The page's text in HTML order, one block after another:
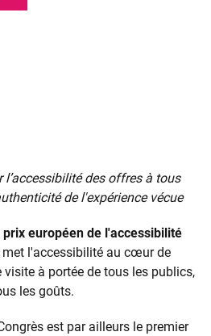
l’accessibilité des offres à tous
de l'expérience vécue
prix européen de l'accessibilité
met l'accessibilité au cœur de
visite à portée de tous les publics,
les goûts.
est par ailleurs le premier